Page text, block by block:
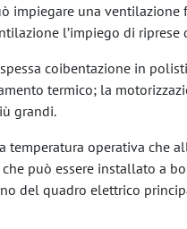
impiegare una ventilazione
l’impiego di riprese
coibentazione in
termico; la
grandi.
operativa che
può essere installato a
del quadro elettrico